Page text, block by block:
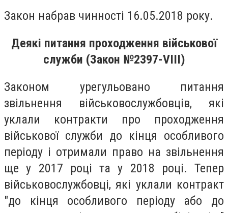
Закон набрав чинності 16.05.2018 року.
Деякі питання проходження військової
служби (Закон №2397-VIII)
Законом урегульовано питання
звільнення військовослужбовців, які
уклали контракти про проходження
військової служби до кінця особливого
періоду і отримали право на звільнення
ще у 2017 році та у 2018 році. Тепер
військовослужбовці, які уклали контракт
"до кінця особливого періоду або до